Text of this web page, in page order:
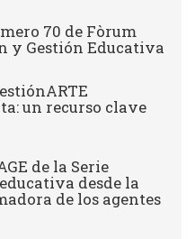
70 de Fòrum
y Gestión Educativa
un recurso clave
de la Serie
desde la
de los agentes